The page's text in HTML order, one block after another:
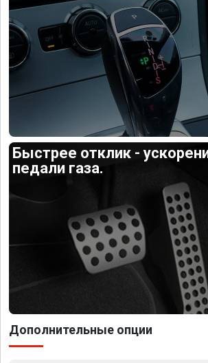
Быстрее отклик -
педали газа.
Дополнительные опции